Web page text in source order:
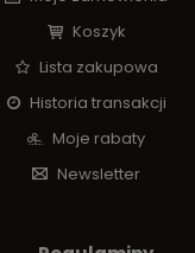
Koszyk
Lista zakupowa
Historia transakcji
Moje rabaty
Newsletter